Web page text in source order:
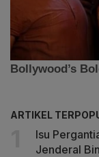
ARTIKEL
Isu
Jenderal